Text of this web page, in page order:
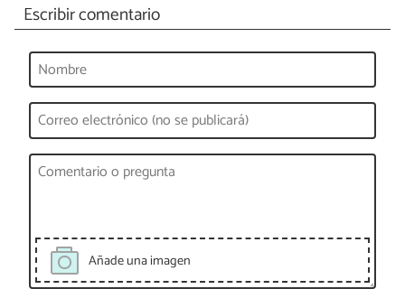
Escribir comentario
Añade una imagen